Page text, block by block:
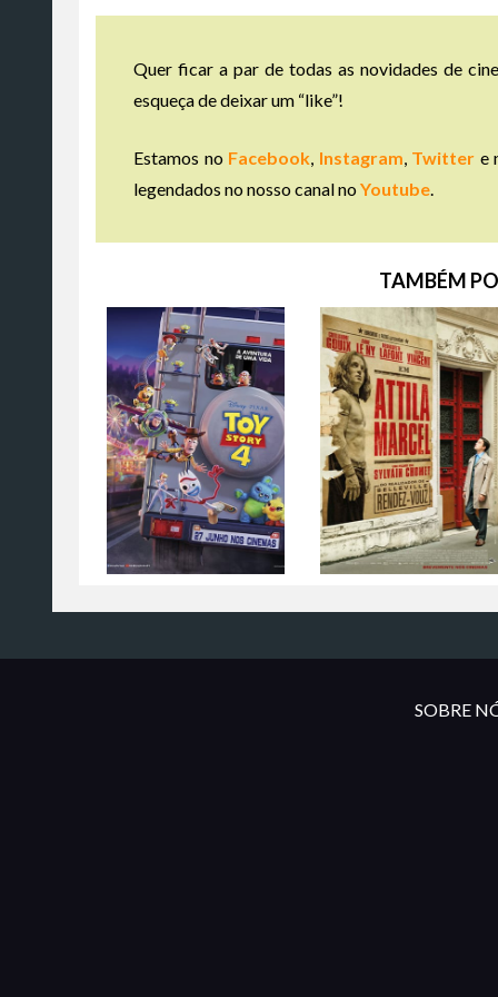
Quer ficar a par de todas as novidades de
esqueça de deixar um “like”!
Estamos no Facebook, Instagram, Twitter e
legendados no nosso canal noYoutube.
TAMBÉM
SOBRE